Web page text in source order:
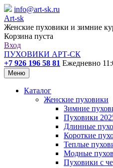
info@art-sk.ru
Art-sk
Женские пуховики и зимние
Корзина пуста
Вход
ПУХОВИКИ АРТ-СК
+7 926 196 58 81 Ежедневно
Меню
Каталог
Женские пуховики
Зимние
Пуховики
Длинные
Короткие
Теплые
Модные
Пуховики с